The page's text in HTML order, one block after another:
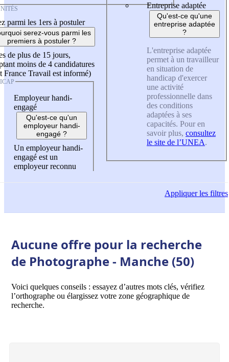
parmi les 1ers à postuler
serez-vous parmi les
premiers à postuler ?
de plus de 15 jours,
moins de 4 candidatures
France Travail est informé)
Employeur handi-
engagé
Qu'est-ce qu'un
employeur handi-
engagé ?
Un employeur handi-
engagé est un
employeur reconnu
Entreprise adaptée
Qu'est-ce qu'une
entreprise adaptée
?
L'entreprise adaptée
permet à un travailleur
en situation de
handicap d'exercer
une activité
professionnelle dans
des conditions
adaptées à ses
capacités. Pour en
savoir plus, consultez
le site de l’UNEA.
Appliquerles filtres
Aucune offre pour la recherche
de Photographe - Manche (50)
Voici quelques conseils : essayez d’autres mots clés, vérifiez
l’orthographe ou élargissez votre zone géographique de
recherche.